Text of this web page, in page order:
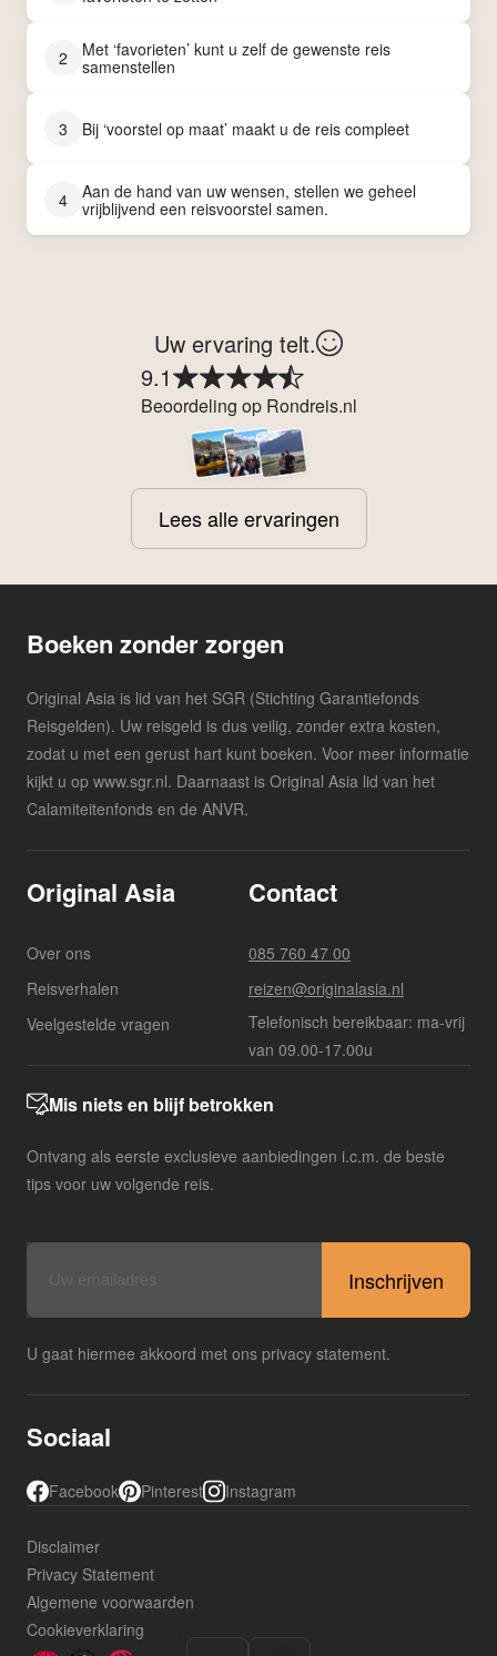
2
Met ‘favorieten’ kunt u zelf de gewenste reis
samenstellen
3 Bij ‘voorstel op maat’ maakt u de reis compleet
4
Aan de hand van uw wensen, stellen we geheel
vrijblijvend een reisvoorstel samen.
Uw ervaring telt.
9.1
Beoordeling op Rondreis.nl
Lees alle ervaringen
Boeken zonder zorgen
Original Asia is lid van het SGR (Stichting Garantiefonds
Reisgelden). Uw reisgeld is dus veilig, zonder extra kosten,
zodat u met een gerust hart kunt boeken. Voor meer informatie
kijkt u op www.sgr.nl. Daarnaast is Original Asia lid van het
Calamiteitenfonds en de ANVR.
Original Asia
Over ons
Reisverhalen
Veelgestelde vragen
Contact
085 760 47 00
reizen@originalasia.nl
Telefonisch bereikbaar: ma-vrij
van 09.00-17.00u
Mis niets en blijf betrokken
Ontvang als eerste exclusieve aanbiedingen i.c.m. de beste
tips voor uw volgende reis.
U gaat hiermee akkoord met ons privacy statement.
Sociaal
Facebook Pinterest Instagram
Disclaimer
Privacy Statement
Algemene voorwaarden
Cookieverklaring